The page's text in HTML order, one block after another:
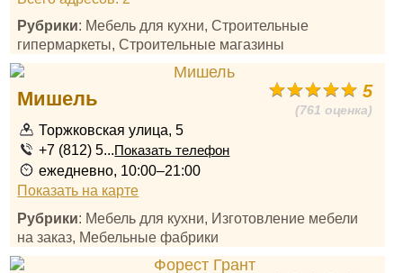
Рубрики: Мебель для кухни, Строительные
гипермаркеты, Строительные магазины
5
(761 оценка)
Мишель
Торжковская улица, 5
+7 (812) 5...Показать телефон
ежедневно, 10:00–21:00
Показать на карте
Рубрики: Мебель для кухни, Изготовление мебели
на заказ, Мебельные фабрики